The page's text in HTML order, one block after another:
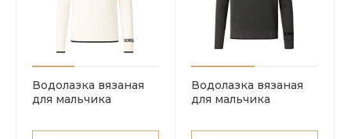
Водолазка вязаная
для мальчика
Водолазка вязаная
для мальчика